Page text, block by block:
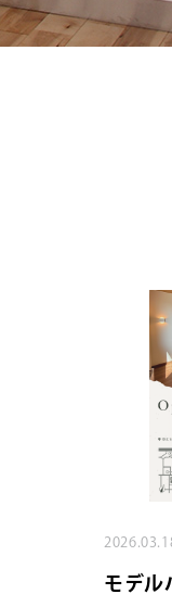
モデル